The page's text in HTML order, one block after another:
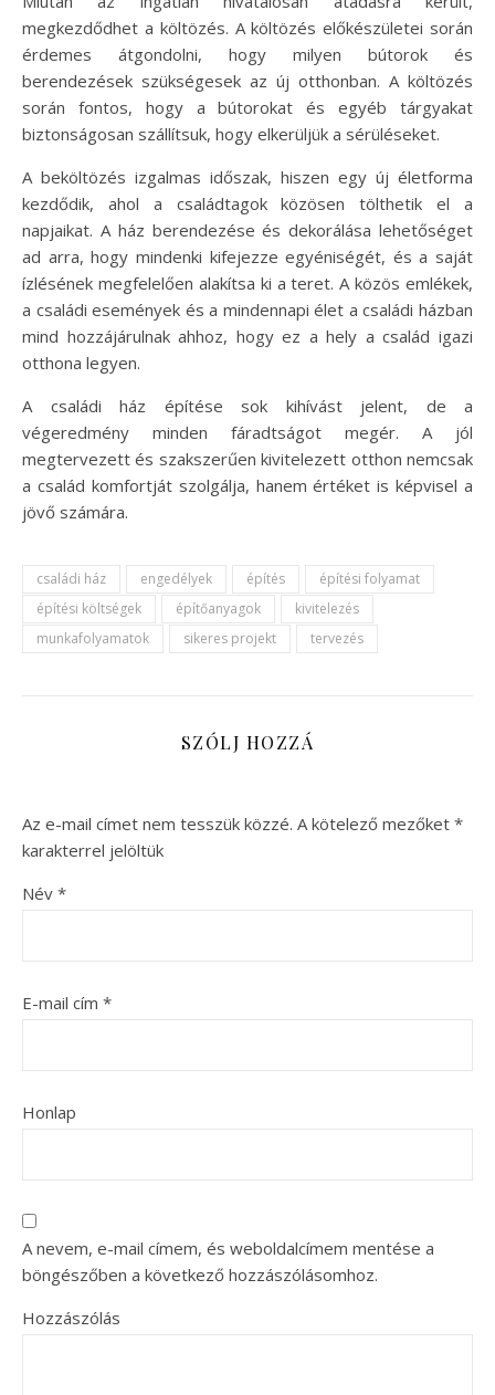
megkezdődhet a költözés. A költözés előkészületei során
érdemes átgondolni, hogy milyen bútorok és
berendezések szükségesek az új otthonban. A költözés
során fontos, hogy a bútorokat és egyéb tárgyakat
biztonságosan szállítsuk, hogy elkerüljük a sérüléseket.
A beköltözés izgalmas időszak, hiszen egy új életforma
kezdődik, ahol a családtagok közösen tölthetik el a
napjaikat. A ház berendezése és dekorálása lehetőséget
ad arra, hogy mindenki kifejezze egyéniségét, és a saját
ízlésének megfelelően alakítsa ki a teret. A közös emlékek,
a családi események és a mindennapi élet a családi házban
mind hozzájárulnak ahhoz, hogy ez a hely a család igazi
otthona legyen.
A családi ház építése sok kihívást jelent, de a
végeredmény minden fáradtságot megér. A jól
megtervezett és szakszerűen kivitelezett otthon nemcsak
a család komfortját szolgálja, hanem értéket is képvisel a
jövő számára.
családi ház engedélyek építés
építési folyamat
építési költségek
építőanyagok
kivitelezés
munkafolyamatok
sikeres projekt tervezés
SZÓLJ HOZZÁ
Az e-mail címet nem tesszük közzé. A kötelező mezőket *
karakterrel jelöltük
Név *
E-mail cím *
Honlap
A nevem, e-mail címem, és weboldalcímem mentése a
böngészőben a következő hozzászólásomhoz.
Hozzászólás